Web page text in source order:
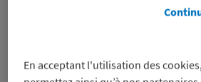
avantage / récompense et un
En acceptant l'utilisation des